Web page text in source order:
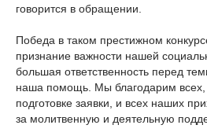
говорится в обращении.
Победа в таком престижном
признание важности нашей
большая ответственность перед
наша помощь. Мы благодарим всех,
подготовке заявки, и всех наших
за молитвенную и деятельную